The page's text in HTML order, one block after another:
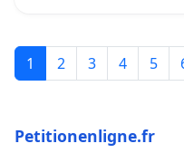
1 2 3 4 5
Petitionenligne.fr